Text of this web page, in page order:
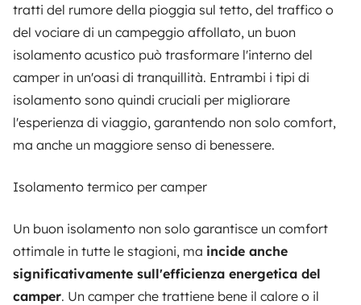
tratti del rumore della pioggia sul tetto, del traffico o
del vociare di un campeggio affollato, un buon
isolamento acustico può trasformare l'interno del
camper in un'oasi di tranquillità. Entrambi i tipi di
isolamento sono quindi cruciali per migliorare
l'esperienza di viaggio, garantendo non solo comfort,
ma anche un maggiore senso di benessere.
Isolamento termico per camper
Un buon isolamento non solo garantisce un comfort
ottimale in tutte le stagioni, ma incide anche
significativamente sull'efficienza energetica del
camper. Un camper che trattiene bene il calore o il